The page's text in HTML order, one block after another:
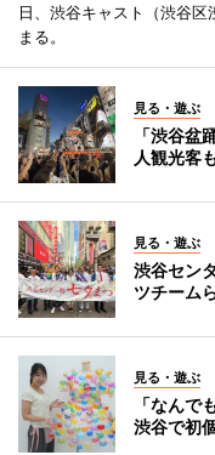
日、渋谷キャスト（渋谷
まる。
見る・遊ぶ
「渋谷
人観光客
見る・遊ぶ
渋谷セン
ツチーム
見る・遊ぶ
「なんで
渋谷で初